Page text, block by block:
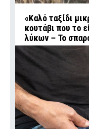
«Καλό ταξίδι
κουτάβι που το
λύκων – Το